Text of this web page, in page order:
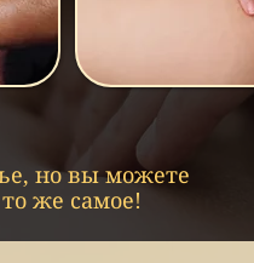
но вы можете
же самое!